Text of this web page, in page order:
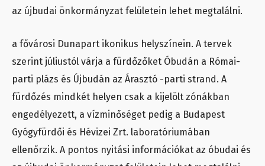
az újbudai önkormányzat felületein lehet megtalálni.
a fővárosi Dunapart ikonikus helyszínein. A tervek
szerint júliustól várja a fürdőzőket Óbudán a Római-
parti plázs és Újbudán az Árasztó -parti strand. A
fürdőzés mindkét helyen csak a kijelölt zónákban
engedélyezett, a vízminőséget pedig a Budapest
Gyógyfürdői és Hévizei Zrt. laboratóriumában
ellenőrzik. A pontos nyitási információkat az óbudai és